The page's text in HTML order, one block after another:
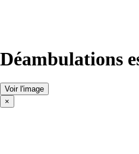
Déambulations
Voir l'image
×